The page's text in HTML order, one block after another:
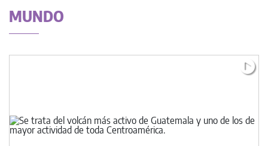
MUNDO